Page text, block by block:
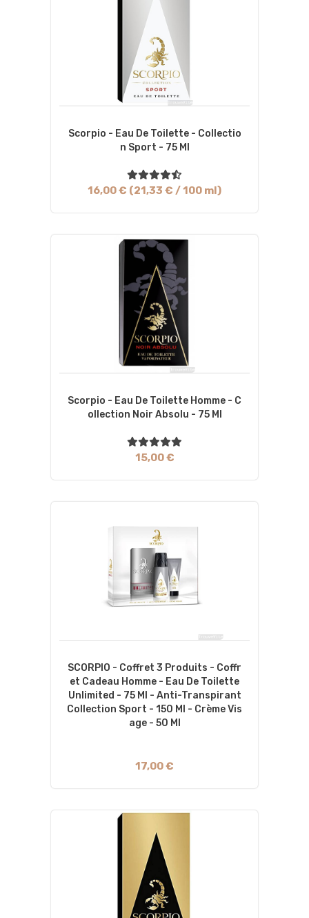
Scorpio - Eau De Toilette - Collectio
N Sport - 75 Ml
16,00 € (21,33 € / 100 ml)
Scorpio - Eau De Toilette Homme - C
Ollection Noir Absolu - 75 Ml
15,00 €
SCORPIO - Coffret 3 Produits - Coffr
Et Cadeau Homme - Eau De Toilette
Unlimited - 75 Ml - Anti-Transpirant
Collection Sport - 150 Ml - Crème Vis
Age - 50 Ml
17,00 €